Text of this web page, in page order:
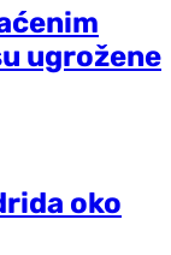
ugrožene
oko